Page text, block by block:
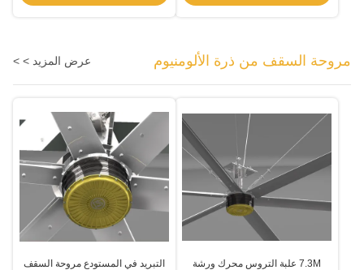
مروحة السقف من ذرة الألومنيوم عرض المزيد > >
7.3M علبة التروس محرك ورشة
التبريد في المستودع مروحة السقف